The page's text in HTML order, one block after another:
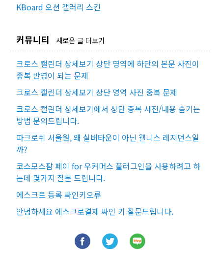
KBoard 오션 갤러리 스킨
커뮤니티 새로운 글 더보기
크로스 캘린더 상세보기 상단 영역에 하단의 본문 사진이
중복 반영이 되는 문제
크로스 캘린더 상세보기 상단 영역 사진 중복 문제
크로스 캘린더 상세보기에서 상단 중복 사진/내용 숨기는
방법 문의드립니다.
파크로쉬 서울원, 왜 실버타운이 아닌 웰니스 레지던스일
까?
코스모스팜 페이 for 우커머스 플러그인을 사용하려고 하
는데 몇가지 질문 드립니다.
에스크로 등록 싸인키오류
안녕하세요 에스크로결제 싸인 키 질문드립니다.